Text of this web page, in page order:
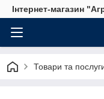
Інтернет-магазин
Товари та